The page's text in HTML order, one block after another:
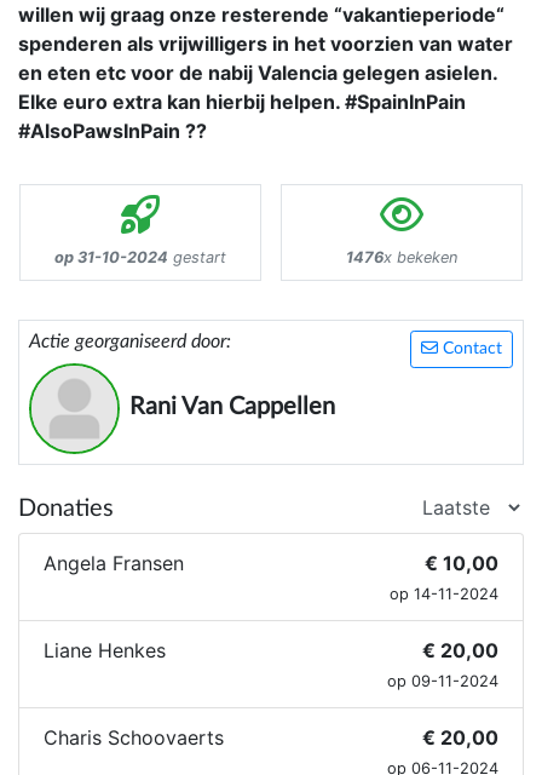
willen wij graag onze resterende “vakantieperiode“
spenderen als vrijwilligers in het voorzien van water
en eten etc voor de nabij Valencia gelegen asielen.
Elke euro extra kan hierbij helpen. #SpainInPain
#AlsoPawsInPain ??
op 31-10-2024 gestart 1476x bekeken
Contact
Actie georganiseerd door:
Rani Van Cappellen
Donaties
Angela Fransen € 10,00
op 14-11-2024
Liane Henkes € 20,00
op 09-11-2024
Charis Schoovaerts € 20,00
op 06-11-2024